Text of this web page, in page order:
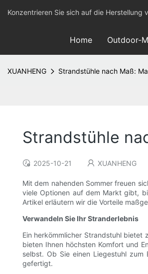
Konzentrieren Sie sich auf die Herstellung
Home Outdoor-
XUANHENG Strandstühle nach Maß:
Strandstühle
2025-10-21 XUANHENG
Mit dem nahenden Sommer freuen
viele Optionen auf dem Markt gibt,
Artikel erläutern wir die Vorteile
Verwandeln Sie Ihr Stranderlebnis
Ein herkömmlicher Strandstuhl
bieten Ihnen höchsten Komfort und
selbst. Ob Sie einen Liegestuhl
gefertigt.